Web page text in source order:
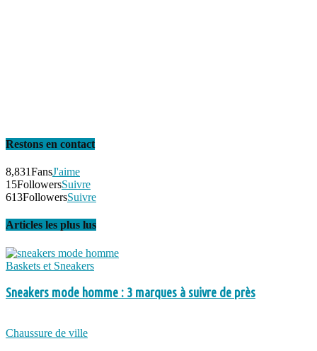
Restons en contact
8,831FansJ'aime
15FollowersSuivre
613FollowersSuivre
Articles les plus lus
Baskets et Sneakers
Sneakers mode homme : 3 marques à suivre de près
Chaussure de ville